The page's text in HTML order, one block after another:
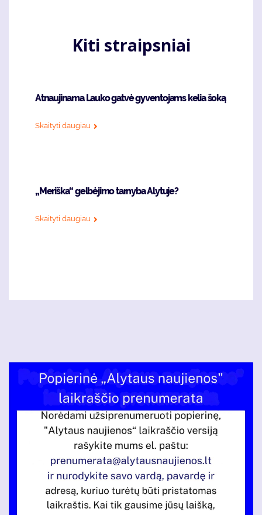
Kiti straipsniai
Atnaujinama Lauko gatvė gyventojams kelia šoką
Skaityti daugiau
„Meriška“ gelbėjimo tarnyba Alytuje?
Skaityti daugiau